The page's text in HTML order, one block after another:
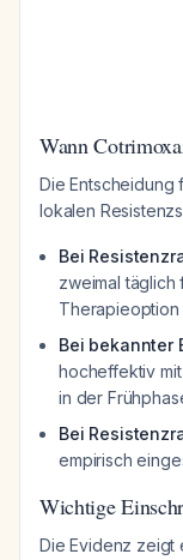
Wann
Die Entscheidung
lokalen
Bei
zweimal
Therapieoption
Bei bekannter
hocheffektiv
in der
Bei
empirisch
Wichtige
Die Evidenz zeigt